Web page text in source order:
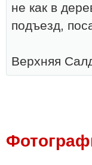
не как в
подъезд,
Верхняя